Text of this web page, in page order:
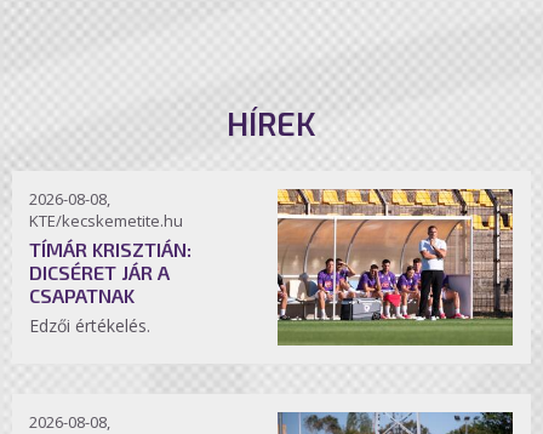
HÍREK
2026-08-08,
KTE/kecskemetite.hu
TÍMÁR KRISZTIÁN:
DICSÉRET JÁR A
CSAPATNAK
Edzői értékelés.
2026-08-08,